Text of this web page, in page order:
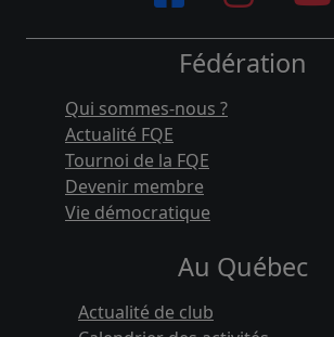
Fédération
Qui sommes-nous ?
Actualité FQE
Tournoi de la FQE
Devenir membre
Vie démocratique
Au Québec
Actualité de club